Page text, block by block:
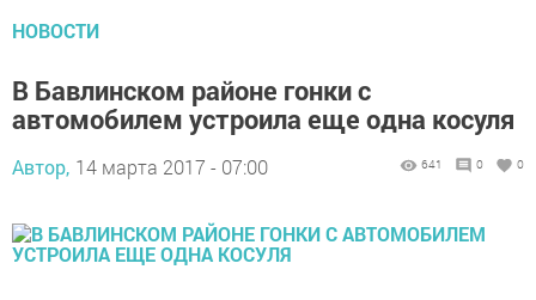
НОВОСТИ
В Бавлинском районе гонки с
автомобилем устроила еще одна косуля
Автор, 14 марта 2017 - 07:00 641 0 0